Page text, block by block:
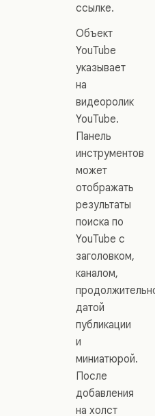
ссылке.
Объект
YouTube
указывает
на
видеоролик
YouTube.
Панель
инструментов
может
отображать
результаты
поиска по
YouTube с
заголовком,
каналом,
датой
публикации
и
миниатюрой.
После
добавления
на холст